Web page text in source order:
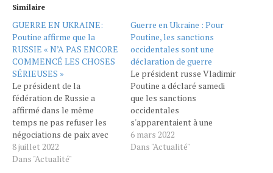
Similaire
GUERRE EN UKRAINE:
Poutine affirme que la
RUSSIE « N’A PAS ENCORE
COMMENCÉ LES CHOSES
SÉRIEUSES »
Le président de la
fédération de Russie a
affirmé dans le même
temps ne pas refuser les
négociations de paix avec
l'Ukraine. La Russie n'a "pas
encore commencé les
8 juillet 2022
Dans "Actualité"
Guerre en Ukraine : Pour
Poutine, les sanctions
occidentales sont une
déclaration de guerre
Le président russe Vladimir
Poutine a déclaré samedi
que les sanctions
occidentales
s'apparentaient à une
guerre, alors que ses
troupes poursuivaient leur
6 mars 2022
Dans "Actualité"